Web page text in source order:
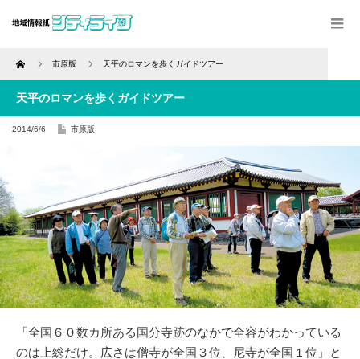
Home 市原版 天平のロマンを歩くガイドツアー
天平のロマンを歩くガイドツアー
2014/6/6 市原版
「全国６０数カ所ある国分寺跡のなかで全容がわかっている
のは上総だけ。広さは僧寺が全国３位、尼寺が全国１位」と